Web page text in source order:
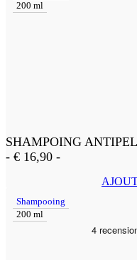
200 ml
SHAMPOING
- € 16,90 -
Shampooing
200 ml